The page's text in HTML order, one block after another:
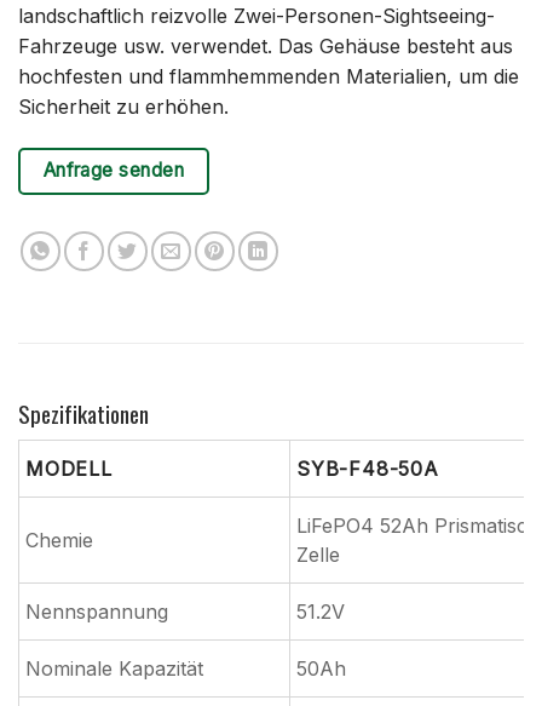
landschaftlich reizvolle Zwei-Personen-Sightseeing-
Fahrzeuge usw. verwendet. Das Gehäuse besteht aus
hochfesten und flammhemmenden Materialien, um die
Sicherheit zu erhöhen.
Anfrage senden
Spezifikationen
MODELL SYB-F48-50A
Chemie
LiFePO4 52Ah
Zelle
Nennspannung 51.2V
Nominale Kapazität 50Ah